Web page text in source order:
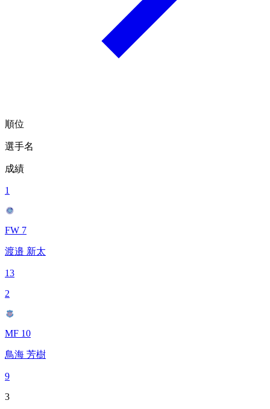
順位
選手名
成績
1
FW 7
渡邉 新太
13
2
MF 10
鳥海 芳樹
9
3